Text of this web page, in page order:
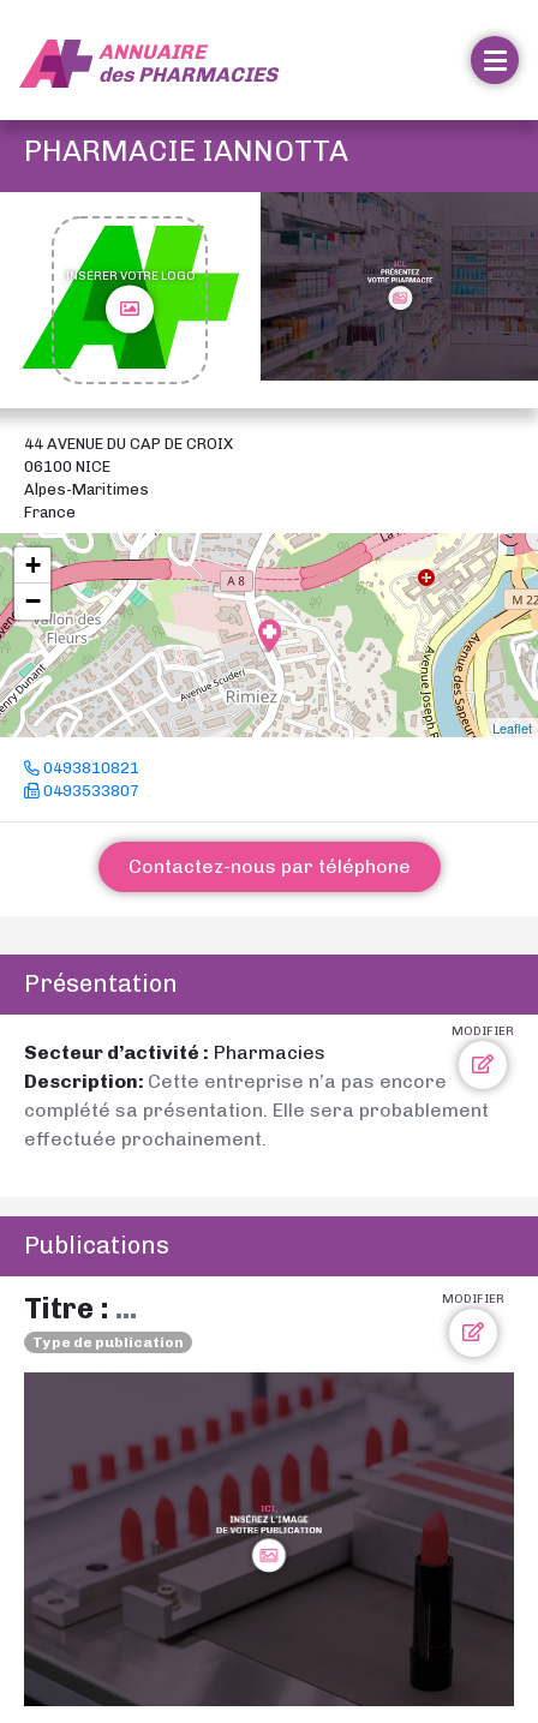
ANNUAIRE
desPHARMACIES
PHARMACIE IANNOTTA
INSÉRER VOTRE LOGO
44 AVENUE DU CAP DE CROIX
06100 NICE
Alpes-Maritimes
France
+
−
Leaflet
0493810821
0493533807
Contactez-nous par téléphone
Présentation
MODIFIER
Secteur d’activité : Pharmacies
Description: Cette entreprise n’a pas encore
complété sa présentation. Elle sera probablement
effectuée prochainement.
Publications
MODIFIER
Titre : ...
Type de publication